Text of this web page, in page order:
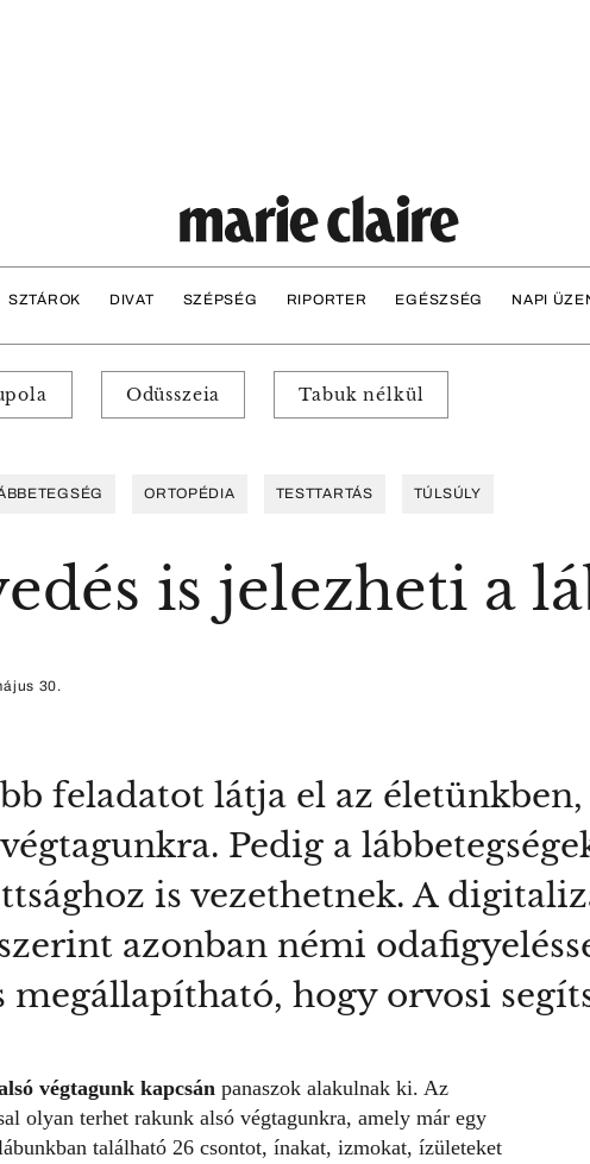
SZTÁROK DIVAT SZÉPSÉG RIPORTER EGÉSZSÉG NAPI
Odüsszeia Tabuk nélkül
ORTOPÉDIA TESTTARTÁS TÚLSÚLY
is jelezheti a
30.
feladatot látja el az
Pedig a
is vezethetnek. A
azonban némi
hogy orvosi
végtagunk kapcsán panaszok alakulnak ki. Az
olyan terhet rakunk alsó végtagunkra, amely már egy
található 26 csontot, ínakat, izmokat, ízületeket